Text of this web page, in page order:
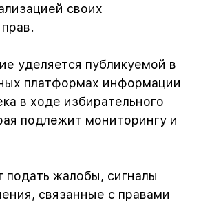
своих
уделяется публикуемой в
платформах информации
в ходе избирательного
подлежит мониторингу и
подать жалобы, сигналы
связанные с правами